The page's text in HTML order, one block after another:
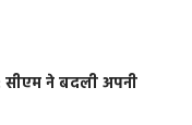
ने बदली अपनी